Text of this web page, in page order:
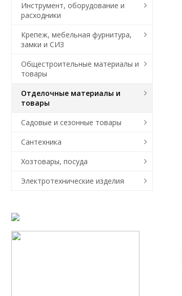
Инструмент, оборудование и
расходники
Крепеж, мебельная фурнитура,
замки и СИЗ
Общестроительные материалы и
товары
Отделочные материалы и
товары
Садовые и сезонные товары
Сантехника
Хозтовары, посуда
Электротехнические изделия